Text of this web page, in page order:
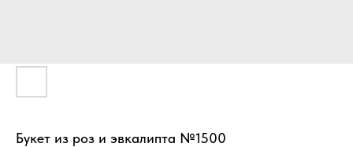
Букет из роз и эвкалипта №1500